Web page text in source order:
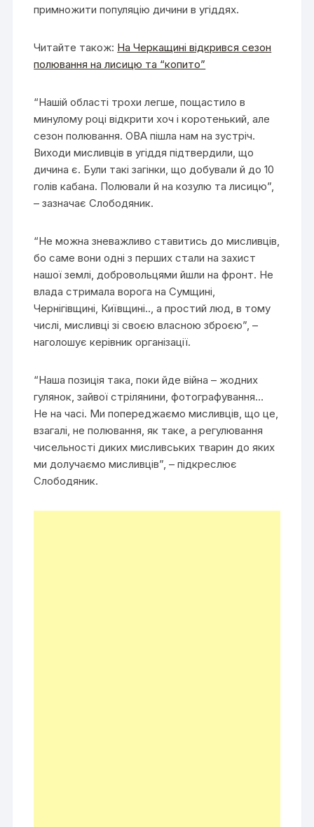
примножити популяцію дичини в угіддях.
Читайте також: На Черкащині відкрився сезон
полювання на лисицю та “копито”
“Нашій області трохи легше, пощастило в
минулому році відкрити хоч і коротенький, але
сезон полювання. ОВА пішла нам на зустріч.
Виходи мисливців в угіддя підтвердили, що
дичина є. Були такі загінки, що добували й до 10
голів кабана. Полювали й на козулю та лисицю”,
– зазначає Слободяник.
“Не можна зневажливо ставитись до мисливців,
бо саме вони одні з перших стали на захист
нашої землі, добровольцями йшли на фронт. Не
влада стримала ворога на Сумщині,
Чернігівщині, Київщині.., а простий люд, в тому
числі, мисливці зі своєю власною зброєю”, –
наголошує керівник організації.
“Наша позиція така, поки йде війна – жодних
гулянок, зайвої стрілянини, фотографування…
Не на часі. Ми попереджаємо мисливців, що це,
взагалі, не полювання, як таке, а регулювання
чисельності диких мисливських тварин до яких
ми долучаємо мисливців”, – підкреслює
Слободяник.